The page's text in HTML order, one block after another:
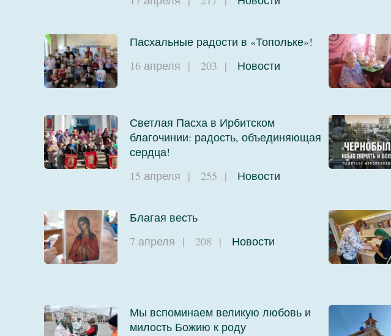
Пасхальные радости в «Топольке»!
16 апреля | 203 | Новости
Светлая Пасха в Ирбитском
благочинии: радость, объединяющая
сердца!
15 апреля | 255 | Новости
Благая весть
7 апреля | 208 | Новости
Мы вспоминаем великую любовь и
милость Божию к роду